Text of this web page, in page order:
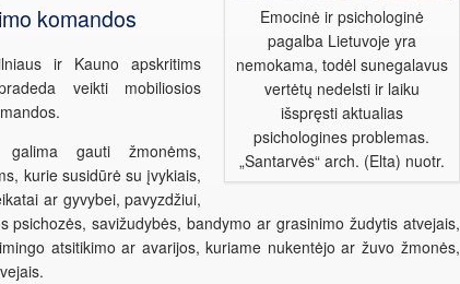
Emocinė ir psichologinė
pagalba Lietuvoje yra
nemokama, todėl sunegalavus
vertėtų nedelsti ir laiku
išspręsti aktualias
psichologines problemas.
„Santarvės“ arch. (Elta) nuotr.
komandos
ir Kauno apskritims
veikti mobiliosios
gauti žmonėms,
kurie susidūrė su įvykiais,
ar gyvybei, pavyzdžiui,
psichozės, savižudybės, bandymo ar grasinimo žudytis atvejais,
atsitikimo ar avarijos, kuriame nukentėjo ar žuvo žmonės,